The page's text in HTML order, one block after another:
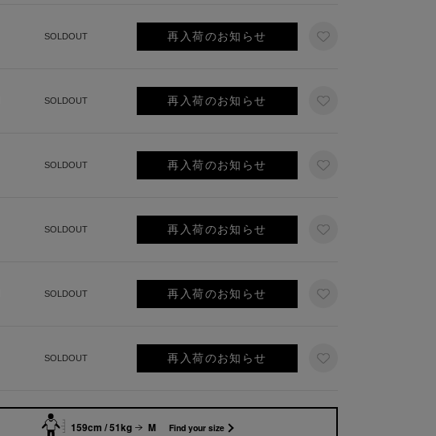
SOLDOUT 再入荷のお知らせ
SOLDOUT 再入荷のお知らせ
SOLDOUT 再入荷のお知らせ
SOLDOUT 再入荷のお知らせ
SOLDOUT 再入荷のお知らせ
SOLDOUT 再入荷のお知らせ
159cm / 51kg M Find your size